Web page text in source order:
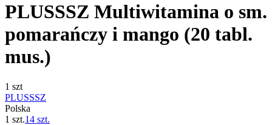
PLUSSSZ Multiwitamina o sm.
pomarańczy i mango (20 tabl.
mus.)
1 szt
PLUSSSZ
Polska
1 szt.14 szt.